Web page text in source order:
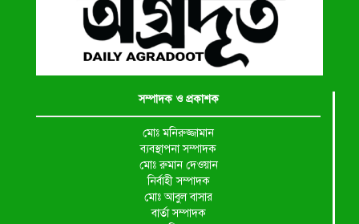
সম্পাদক ও প্রকাশক
মোঃ মনিরুজ্জামান
ব্যবস্থাপনা সম্পাদক
মোঃ রুমান দেওয়ান
নির্বাহী সম্পাদক
মোঃ আবুল বাসার
বার্তা সম্পাদক